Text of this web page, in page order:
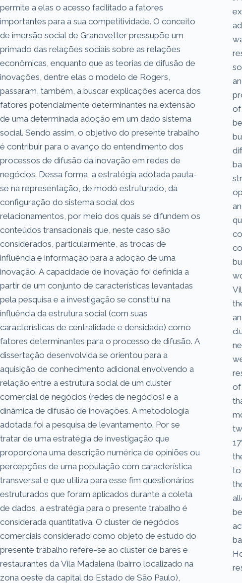
permite a elas o acesso facilitado a fatores
importantes para a sua competitividade. O conceito
de imersão social de Granovetter pressupõe um
primado das relações sociais sobre as relações
econômicas, enquanto que as teorias de difusão de
inovações, dentre elas o modelo de Rogers,
passaram, também, a buscar explicações acerca dos
fatores potencialmente determinantes na extensão
de uma determinada adoção em um dado sistema
social. Sendo assim, o objetivo do presente trabalho
é contribuir para o avanço do entendimento dos
processos de difusão da inovação em redes de
negócios. Dessa forma, a estratégia adotada pauta-
se na representação, de modo estruturado, da
configuração do sistema social dos
relacionamentos, por meio dos quais se difundem os
conteúdos transacionais que, neste caso são
considerados, particularmente, as trocas de
influência e informação para a adoção de uma
inovação. A capacidade de inovação foi definida a
partir de um conjunto de características levantadas
pela pesquisa e a investigação se constitui na
influência da estrutura social (com suas
características de centralidade e densidade) como
fatores determinantes para o processo de difusão. A
dissertação desenvolvida se orientou para a
aquisição de conhecimento adicional envolvendo a
relação entre a estrutura social de um cluster
comercial de negócios (redes de negócios) e a
dinâmica de difusão de inovações. A metodologia
adotada foi a pesquisa de levantamento. Por se
tratar de uma estratégia de investigação que
proporciona uma descrição numérica de opiniões ou
percepções de uma população com característica
transversal e que utiliza para esse fim questionários
estruturados que foram aplicados durante a coleta
de dados, a estratégia para o presente trabalho é
considerada quantitativa. O cluster de negócios
comerciais considerado como objeto de estudo do
presente trabalho refere-se ao cluster de bares e
restaurantes da Vila Madalena (bairro localizado na
zona oeste da capital do Estado de São Paulo),
of
of
to